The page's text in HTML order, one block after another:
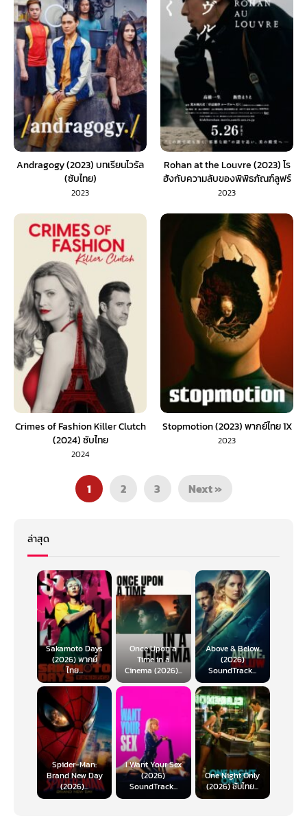
Andragogy (2023) บทเรียนไวรัล
(ซับไทย)
2023
Rohan at the Louvre (2023) โร
ฮังกับความลับของพิพิธภัณฑ์ลูฟร์
(พากย์ไทย)
2023
Crimes of Fashion Killer Clutch
(2024) ซับไทย
2024
Stopmotion (2023) พากย์ไทย 1X
2023
1 2 3 Next »
ล่าสุด
Sakamoto Days
(2026) พากย์
ไทย...
Once Upon a
Time in a
Cinema (2026)...
Above & Below
(2026)
SoundTrack...
Spider-Man:
Brand New Day
(2026)...
I Want Your Sex
(2026)
SoundTrack...
One Night Only
(2026) ซับไทย...